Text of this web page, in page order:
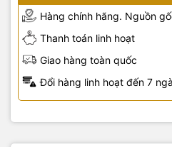
Hàng chính hãng. Nguồn
Thanh toán linh hoạt
Giao hàng toàn quốc
Đổi hàng linh hoạt đến 7